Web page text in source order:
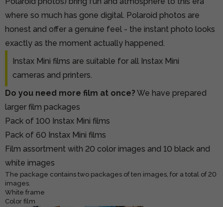
where so much has gone digital. Polaroid photos are
honest and offer a genuine feel - the instant photo looks
exactly as the moment actually happened.
Instax Mini films are suitable for all Instax Mini
cameras and printers.
Do you need more film at once? We have prepared
larger film packages
Pack of 100 Instax Mini films
Pack of 60 Instax Mini films
Film assortment with 20 color images and 10 black and
white images
The package contains two packages of ten images, for a total of 20
images.
White frame
Color film